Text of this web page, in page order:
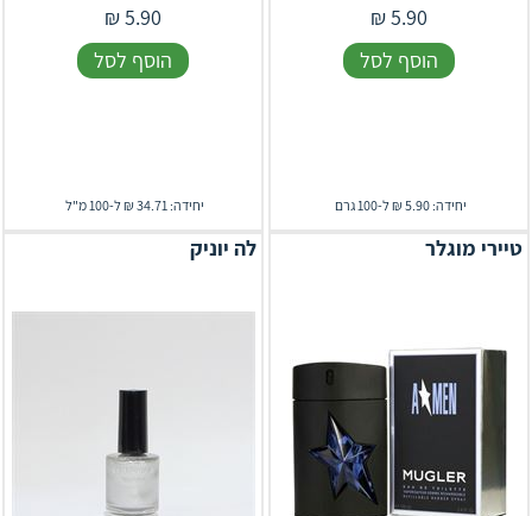
5.90
₪
הוסף לסל
יחידה: 5.90 ₪ ל-100 גרם
5.90
₪
הוסף לסל
יחידה: 34.71 ₪ ל-100 מ"ל
טיירי מוגלר לה יוניק